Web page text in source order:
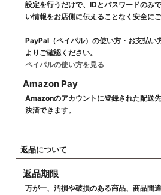
設定を行うだけで、IDとパスワードのみ
い情報をお店側に伝えることなく安全に
PayPal（ペイパル）の使い方・お支払い
よりご確認ください。
ペイパルの使い方を見る
Amazon Pay
Amazonのアカウントに登録された配送
決済できます。
返品について
返品期限
万が一、汚損や破損のある商品、商品間